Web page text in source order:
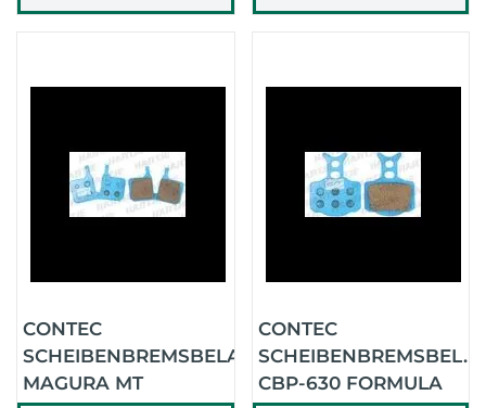
CONTEC
SCHEIBENBREMSBELAG
MAGURA MT
CONTEC
SCHEIBENBREMSBEL.
CBP-630 FORMULA